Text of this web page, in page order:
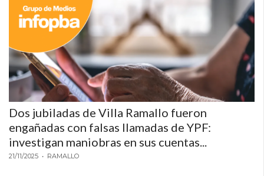
EN
SUPLEMENTOS
DEPORTIVOS
EN
PERGAMINO
SUPLEMENTOS
DEPORTIVOS
PERGAMINO:
LOS
Dos jubiladas de Villa Ramallo fueron
engañadas con falsas llamadas de YPF:
investigan maniobras en sus cuentas...
21/11/2025 • RAMALLO